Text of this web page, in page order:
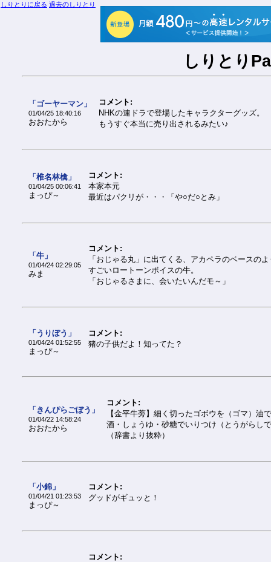
しりとり
「ゴーヤーマン」
01/04/25 18:40:16
おおたから
コメント:
NHKの連ドラで登場したキャラクターグッズ。
もうすぐ本当に売り出されるみたい♪
「椎名林檎」
01/04/25 00:06:41
まっぴ～
コメント:
本家本元
最近はパクリが・・・「や○だ○とみ」
「牛」
01/04/24 02:29:05
みま
コメント:
「おじゃる丸」に出てくる、アカペラのベースの
すごいロートーンボイスの牛。
「おじゃるさまに、会いたいんだモ～」
「うりぼう」
01/04/24 01:52:55
まっぴ～
コメント:
猪の子供だよ！知ってた？
「きんぴらごぼう」
01/04/22 14:58:24
おおたから
コメント:
【金平牛蒡】細く切ったゴボウを（ゴマ）油
酒・しょうゆ・砂糖でいりつけ（とうがらし
（辞書より抜粋）
「小錦」
01/04/21 01:23:53
まっぴ～
コメント:
グッドがギュッと！
コメント:
しりとりに戻る 過去のしりとり